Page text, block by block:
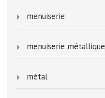
menuiserie
menuiserie métallique
métal